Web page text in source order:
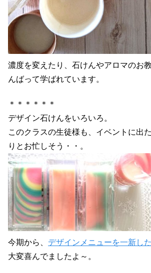
濃度を変えたり、石けんやアロマのお
んばって学ばれています。
＊＊＊＊＊＊
デザイン石けんをいろいろ。
このクラスの生徒様も、イベントに出
りとお忙しそう・・。
今期から、 デザインメニューを一新した
大変喜んでましたよ～。